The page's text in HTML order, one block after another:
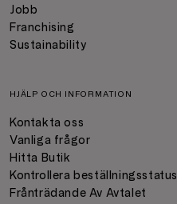
Jobb
Franchising
Sustainability
HJÄLP OCH INFORMATION
Kontakta oss
Vanliga frågor
Hitta Butik
Kontrollera beställningsstatus
Frånträdande Av Avtalet